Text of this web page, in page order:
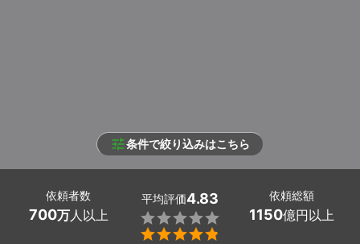
条件で絞り込みはこちら
依頼者数
700万人以上
平均評価4.83


依頼総額
1150億円以上